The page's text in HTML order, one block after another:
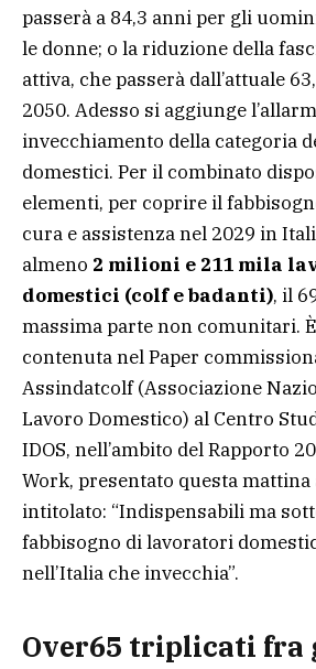
passerà a 84,3 anni per gli
le donne; o la riduzione della
attiva, che passerà dall’attuale
2050. Adesso si aggiunge
invecchiamento della categoria
domestici. Per il combinato
elementi, per coprire il
cura e assistenza nel 2029 in
almeno 2 milioni e 211 mila
domestici (colf e badanti), il
massima parte non comunitari.
contenuta nel Paper
Assindatcolf (Associazione
Lavoro Domestico) al Centro
IDOS, nell’ambito del Rapporto
Work, presentato questa mattina
intitolato: “Indispensabili ma
fabbisogno di lavoratori
nell’Italia che invecchia”.
Over65 triplicati fra